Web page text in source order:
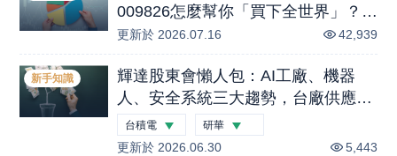
009826怎麼幫你「買下全世界」？特
色、策略、申購方式一次看。
更新於 2026.07.16 42,939
新手知識
輝達股東會懶人包：AI工廠、機器
人、安全系統三大趨勢，台廠供應鏈
受惠名單整理
台積電
-1.46%
研華
-2.37
更新於 2026.06.30 5,443